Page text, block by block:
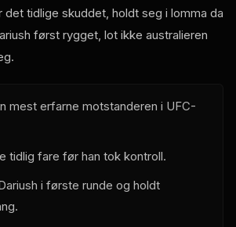
det tidlige skuddet, holdt seg i lomma da
først rygget, lot ikke australieren
mest erfarne motstanderen i UFC-
tidlig fare før han tok kontroll.
i første runde og holdt